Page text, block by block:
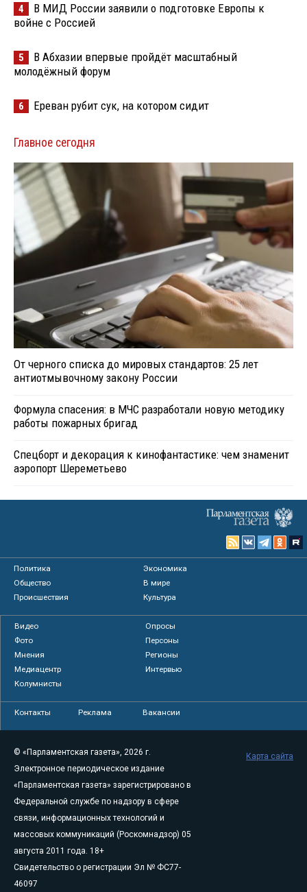
4
В МИД России заявили о подготовке Европы к
войне с Россией
5
В Абхазии впервые пройдёт масштабный
молодёжный форум
6 Ереван рубит сук, на котором сидит
Главное сегодня
От черного списка до мировых стандартов: 25 лет
антиотмывочному закону России
Формула спасения: в МЧС разработали новую методику
работы пожарных бригад
Спецборт и декорация к кинофантастике: чем знаменит
аэропорт Шереметьево
Политика
Экономика
Общество
В мире
Происшествия
Культура
Видео
Опросы
Фото
Персоны
Мнения
Регионы
Медиацентр
Интервью
Колумнисты
Контакты Реклама Вакансии
© «Парламентская газета», 2026 г.
Электронное периодическое издание
«Парламентская газета» зарегистрировано в
Федеральной службе по надзору в сфере
связи, информационных технологий и
массовых коммуникаций (Роскомнадзор) 05
августа 2011 года. 18+
Свидетельство о регистрации Эл № ФС77-
46097
Карта сайта